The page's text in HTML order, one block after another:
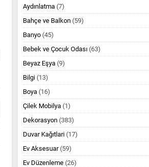
Aydınlatma (7)
Bahçe ve Balkon (59)
Banyo (45)
Bebek ve Çocuk Odası (63)
Beyaz Eşya (9)
Bilgi (13)
Boya (16)
Çilek Mobilya (1)
Dekorasyon (383)
Duvar Kağıtlari (17)
Ev Aksesuar(59)
Ev Düzenleme (26)